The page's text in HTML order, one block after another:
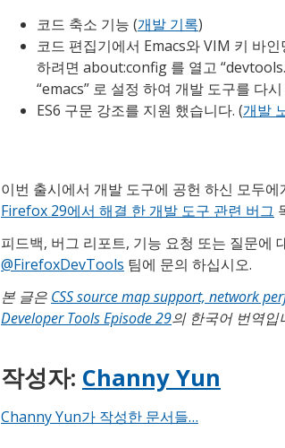
코드 축소 기능 (개발 기록)
코드 편집기에서 Emacs와 VIM 키 바
하려면 about:config 를 열고
“emacs” 로 설정 하여 개발 도구를 다
ES6 구문 강조를 지원 했습니다. (개발
이번 출시에서 개발 도구에 공헌 하신 모두
Firefox 29에서 해결 한 개발 도구 관련 버그
피드백, 버그 리포트, 기능 요청 또는 질문에
@FirefoxDevTools 팀에 문의 하십시오.
본 글은 CSS source map support, network
Developer Tools Episode 29의 한국어 번역입
작성자: Channy Yun
Channy Yun가 작성한 문서들…